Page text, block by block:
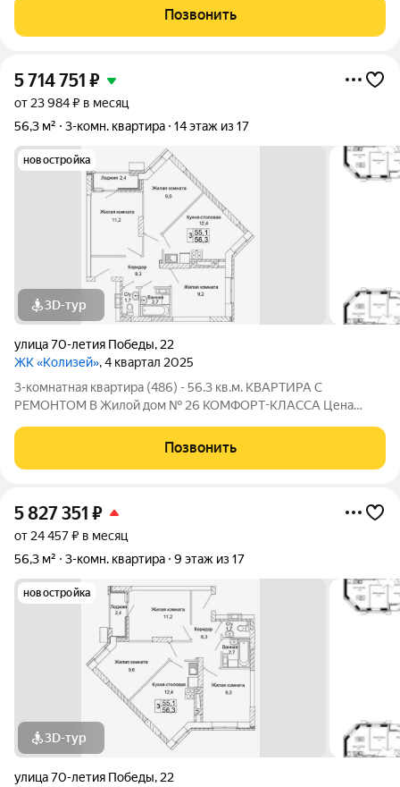
эту квартиру с черновой отделкой. Прямая продажа от
Застройщика! ЖК «Колизей» - это
Позвонить
5 714 751 ₽
от 23 984 ₽ в месяц
56,3 м²
3-комн. квартира 14 этаж из 17
новостройка
3D-тур
улица 70-летия Победы, 22
ЖК «Колизей», 4 квартал 2025
3-комнатная квартира (486) - 56.3 кв.м. КВАРТИРА С
РЕМОНТОМ В Жилой дом № 26 КОМФОРТ-КЛАССА Цена
эту квартиру с черновой отделкой. Прямая продажа от
Застройщика! ЖК «Колизей» - это
Позвонить
5 827 351 ₽
от 24 457 ₽ в месяц
56,3 м²
3-комн. квартира 9 этаж из 17
новостройка
3D-тур
улица 70-летия Победы, 22